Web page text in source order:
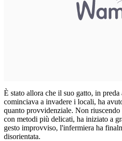
È stato allora che il suo gatto, in
cominciava a invadere i locali, ha
quanto provvidenziale. Non riuscendo
con metodi più delicati, ha iniziato a
gesto improvviso, l'infermiera ha
disorientata.